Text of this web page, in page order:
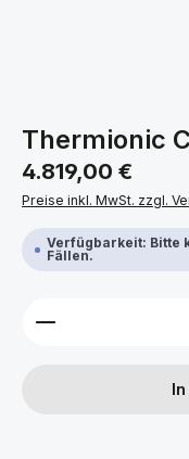
Thermionic
Regulärer Preis:
4.819,00 €
Preise inkl. MwSt. zzgl.
Verfügbarkeit: Bitte
Fällen.
Produkt Anzahl: